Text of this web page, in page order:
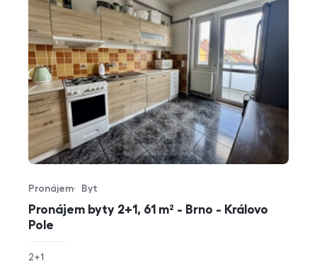
Pronájem byty 2+1, 61 m² - Brno - Královo
Pole
Typ nabídky
Pronájem
Typ nemovitosti
Byt
rozměry
2+1